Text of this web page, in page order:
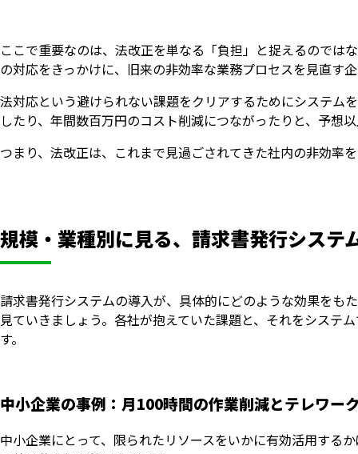
ここで重要なのは、法改正を単なる「負担」と捉えるのでは
の対応をきっかけに、旧来の非効率な業務プロセスを見直す
法対応という避けられない課題をクリアするためにシステム
したり、年間数百万円のコスト削減につながったりと、予想
つまり、法改正は、これまで見過ごされてきた社内の非効率
規模・業種別に見る、請求書発行システ
請求書発行システムの導入が、具体的にどのような効果をも
見ていきましょう。各社が抱えていた課題と、それをシステ
す。
中小企業の事例：月100時間の作業削減とテレワー
中小企業にとって、限られたリソースをいかに有効活用する